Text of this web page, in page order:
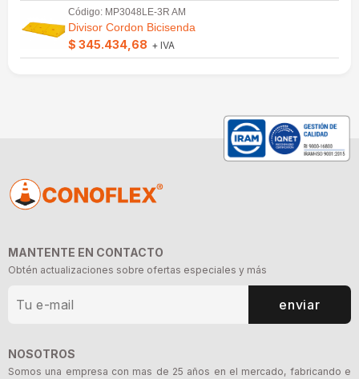
Código: MP3048LE-3R AM
Divisor Cordon Bicisenda
$ 345.434,68 + IVA
MANTENTE EN CONTACTO
Obtén actualizaciones sobre ofertas especiales y más
enviar
NOSOTROS
Somos una empresa con mas de 25 años en el mercado, fabricando e